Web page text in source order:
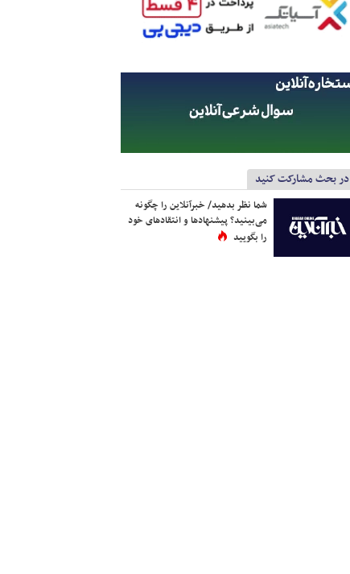
در بحث مشارکت کنید
شما نظر بدهید/ خبرآنلاین را چگونه
می‌بینید؟ پیشنهادها و انتقادهای خود
را بگویید